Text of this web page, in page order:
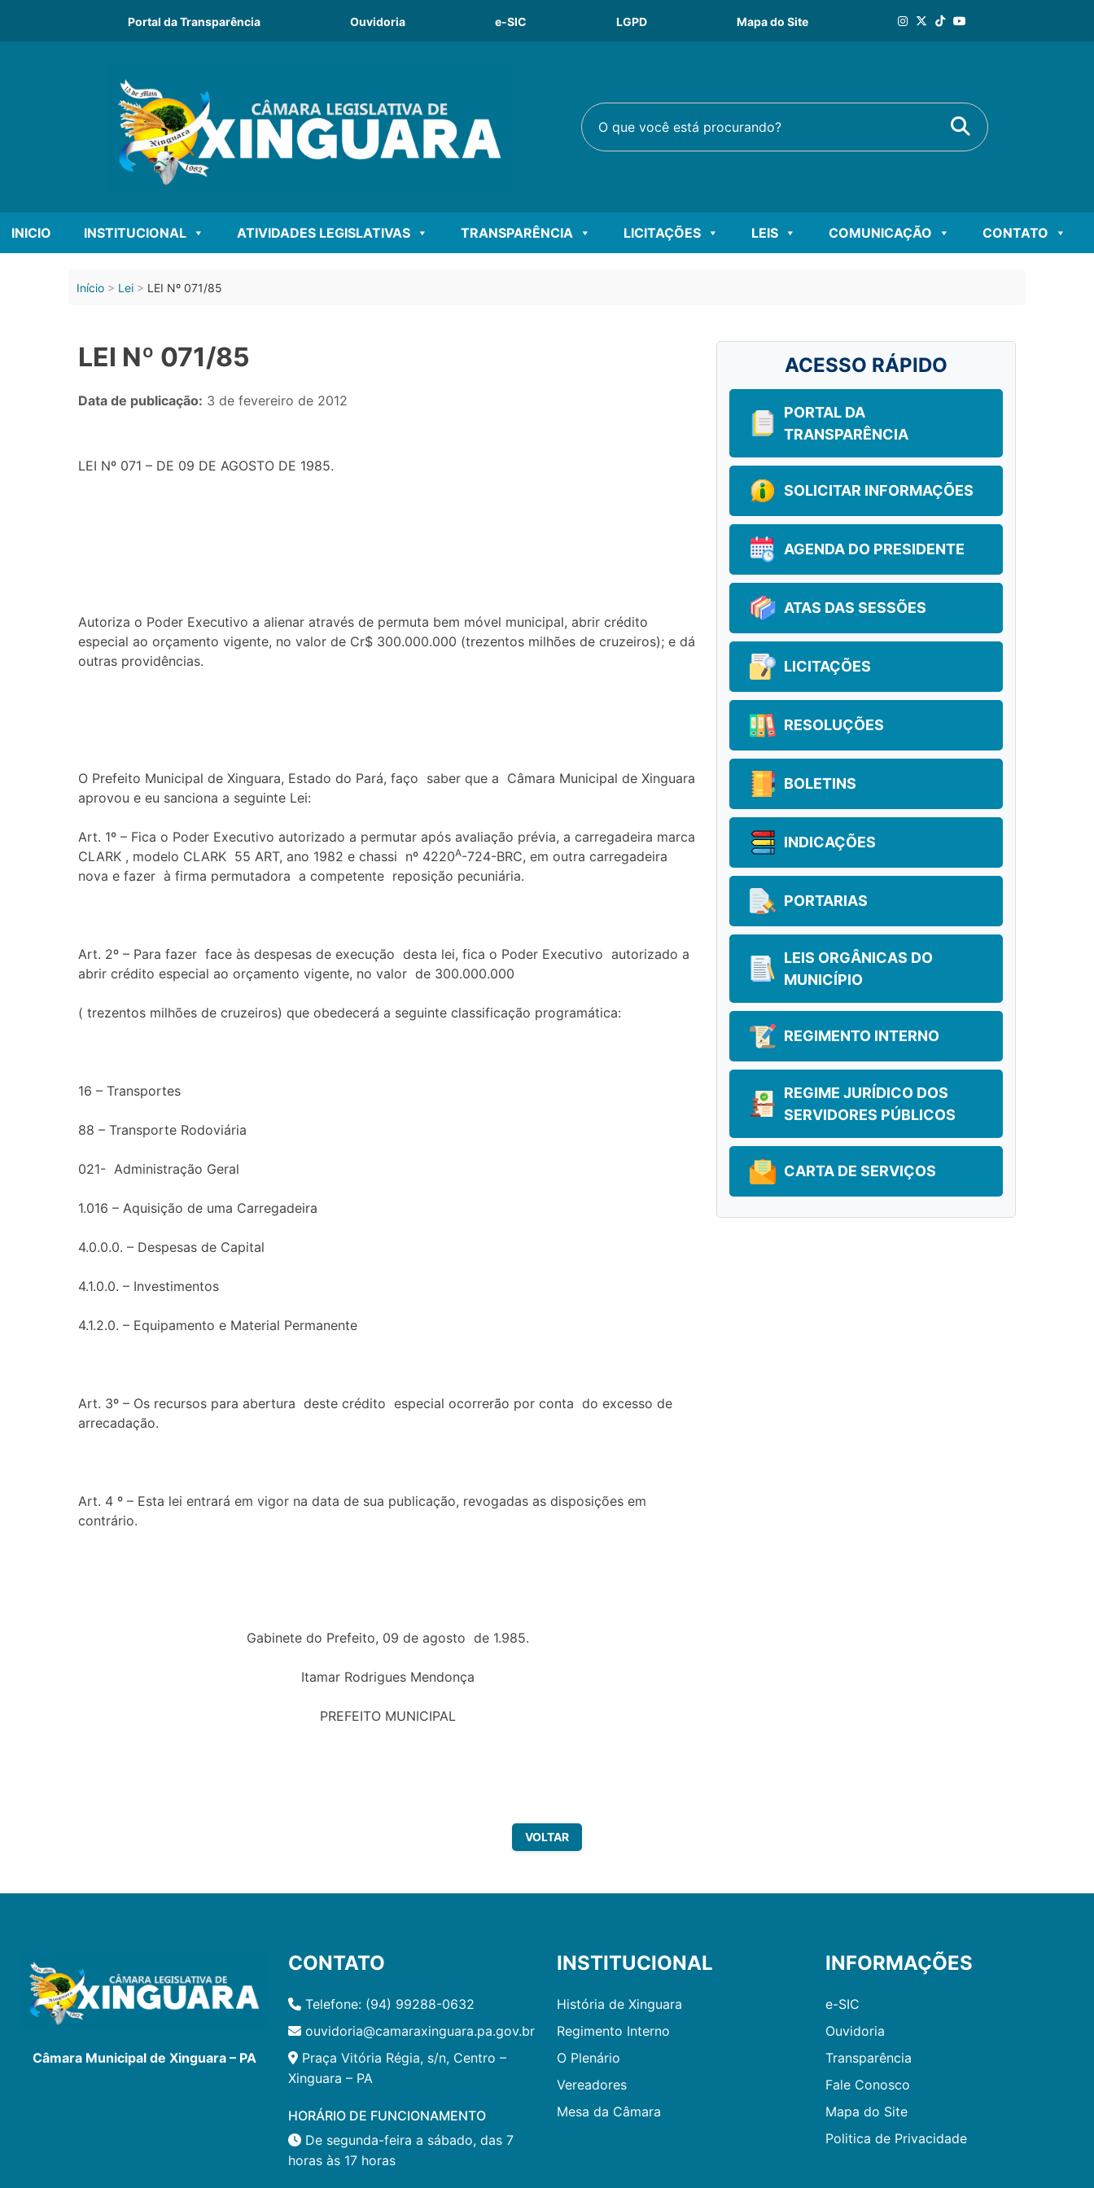
Portal da Transparência Ouvidoria e-SIC LGPD Mapa do Site
O que você está procurando? Buscar
INICIO INSTITUCIONAL ATIVIDADES LEGISLATIVAS TRANSPARÊNCIA LICITAÇÕES LEIS COMUNICAÇÃO CONTATO
Início Lei LEI Nº 071/85
LEI Nº 071/85
Data de publicação: 3 de fevereiro de 2012
LEI Nº 071 – DE 09 DE AGOSTO DE 1985.
Autoriza o Poder Executivo a alienar através de permuta bem móvel municipal, abrir crédito
especial ao orçamento vigente, no valor de Cr$ 300.000.000 (trezentos milhões de cruzeiros); e dá
outras providências.
O Prefeito Municipal de Xinguara, Estado do Pará, faço saber que a Câmara Municipal de Xinguara
aprovou e eu sanciona a seguinte Lei:
Art. 1º – Fica o Poder Executivo autorizado a permutar após avaliação prévia, a carregadeira marca
CLARK , modelo CLARK 55 ART, ano 1982 e chassi nº 4220A-724-BRC, em outra carregadeira
nova e fazer à firma permutadora a competente reposição pecuniária.
Art. 2º – Para fazer face às despesas de execução desta lei, fica o Poder Executivo autorizado a
abrir crédito especial ao orçamento vigente, no valor de 300.000.000
( trezentos milhões de cruzeiros) que obedecerá a seguinte classificação programática:
16 – Transportes
88 – Transporte Rodoviária
021- Administração Geral
1.016 – Aquisição de uma Carregadeira
4.0.0.0. – Despesas de Capital
4.1.0.0. – Investimentos
4.1.2.0. – Equipamento e Material Permanente
Art. 3º – Os recursos para abertura deste crédito especial ocorrerão por conta do excesso de
arrecadação.
Art. 4 º – Esta lei entrará em vigor na data de sua publicação, revogadas as disposições em
contrário.
Gabinete do Prefeito, 09 de agosto de 1.985.
Itamar Rodrigues Mendonça
PREFEITO MUNICIPAL
ACESSO RÁPIDO
PORTAL DA
TRANSPARÊNCIA
SOLICITAR INFORMAÇÕES
AGENDA DO PRESIDENTE
ATAS DAS SESSÕES
LICITAÇÕES
RESOLUÇÕES
BOLETINS
INDICAÇÕES
PORTARIAS
LEIS ORGÂNICAS DO
MUNICÍPIO
REGIMENTO INTERNO
REGIME JURÍDICO DOS
SERVIDORES PÚBLICOS
CARTA DE SERVIÇOS
VOLTAR
Câmara Municipal de Xinguara – PA
CONTATO
Telefone: (94) 99288-0632
ouvidoria@camaraxinguara.pa.gov.br
Praça Vitória Régia, s/n, Centro –
Xinguara – PA
HORÁRIO DE FUNCIONAMENTO
De segunda-feira a sábado, das 7
horas às 17 horas
INSTITUCIONAL
História de Xinguara
Regimento Interno
O Plenário
Vereadores
Mesa da Câmara
INFORMAÇÕES
e-SIC
Ouvidoria
Transparência
Fale Conosco
Mapa do Site
Politica de Privacidade